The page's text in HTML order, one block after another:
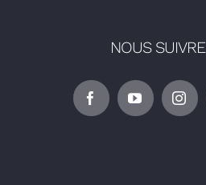
NOUS SUIVRE